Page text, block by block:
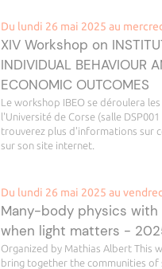
Du lundi 26 mai 2025 au
XIV Workshop on
INDIVIDUAL BEHAVIOUR
ECONOMIC OUTCOMES
Le workshop IBEO se déroulera
l'Université de Corse (salle
trouverez plus d'informations sur
sur son site internet.
Du lundi 26 mai 2025 au
Many-body physics with
when light matters -
Organized by Mathias Albert This
bring together the communities of